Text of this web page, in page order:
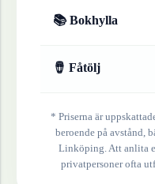
📚 Bokhylla
🪘 Fåtölj
* Priserna är
beroende på avstånd,
Linköping . Att anlita
privatpersoner ofta